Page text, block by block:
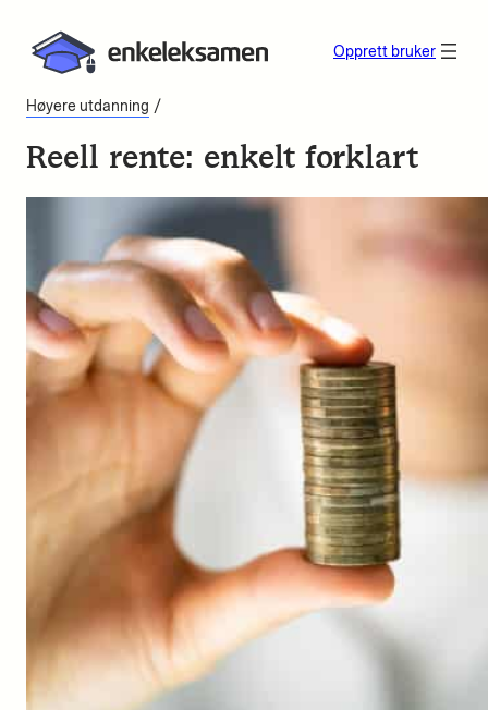
Opprett bruker
Høyere utdanning /
Reell rente: enkelt forklart